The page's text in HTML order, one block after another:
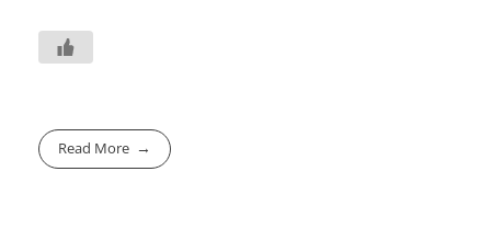
Read More